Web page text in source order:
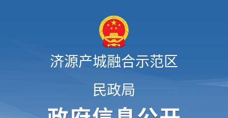
济源产城融合示范区
民政局